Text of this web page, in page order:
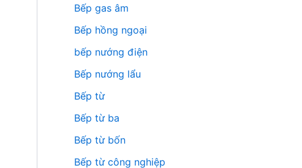
Bếp gas âm
Bếp hồng ngoại
bếp nướng điện
Bếp nướng lẩu
Bếp từ
Bếp từ ba
Bếp từ bốn
Bếp từ công nghiệp